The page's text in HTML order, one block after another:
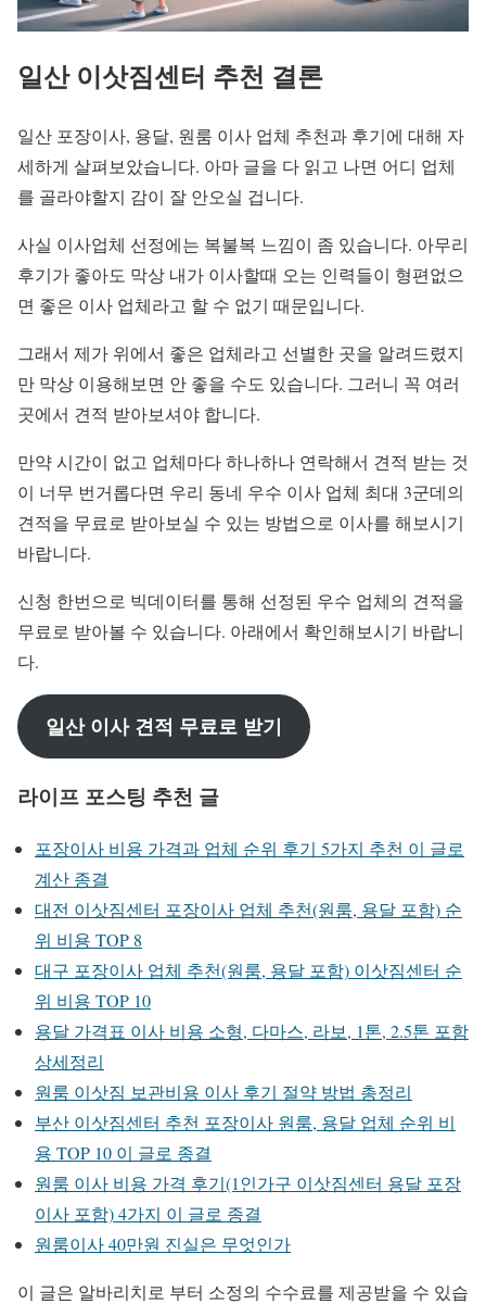
일산 이삿짐센터 추천 결론
일산 포장이사, 용달, 원룸 이사 업체 추천과 후기에 대해 자
세하게 살펴보았습니다. 아마 글을 다 읽고 나면 어디 업체
를 골라야할지 감이 잘 안오실 겁니다.
사실 이사업체 선정에는 복불복 느낌이 좀 있습니다. 아무리
후기가 좋아도 막상 내가 이사할때 오는 인력들이 형편없으
면 좋은 이사 업체라고 할 수 없기 때문입니다.
그래서 제가 위에서 좋은 업체라고 선별한 곳을 알려드렸지
만 막상 이용해보면 안 좋을 수도 있습니다. 그러니 꼭 여러
곳에서 견적 받아보셔야 합니다.
만약 시간이 없고 업체마다 하나하나 연락해서 견적 받는 것
이 너무 번거롭다면 우리 동네 우수 이사 업체 최대 3군데의
견적을 무료로 받아보실 수 있는 방법으로 이사를 해보시기
바랍니다.
신청 한번으로 빅데이터를 통해 선정된 우수 업체의 견적을
무료로 받아볼 수 있습니다. 아래에서 확인해보시기 바랍니
다.
일산 이사 견적 무료로 받기
라이프 포스팅 추천 글
포장이사 비용 가격과 업체 순위 후기 5가지 추천 이 글로
계산 종결
대전 이삿짐센터 포장이사 업체 추천(원룸, 용달 포함) 순
위 비용 TOP 8
대구 포장이사 업체 추천(원룸, 용달 포함) 이삿짐센터 순
위 비용 TOP 10
용달 가격표 이사 비용 소형, 다마스, 라보, 1톤, 2.5톤 포함
상세정리
원룸 이삿짐 보관비용 이사 후기 절약 방법 총정리
부산 이삿짐센터 추천 포장이사 원룸, 용달 업체 순위 비
용 TOP 10 이 글로 종결
원룸 이사 비용 가격 후기(1인가구 이삿짐센터 용달 포장
이사 포함) 4가지 이 글로 종결
원룸이사 40만원 진실은 무엇인가
이 글은 알바리치로 부터 소정의 수수료를 제공받을 수 있습